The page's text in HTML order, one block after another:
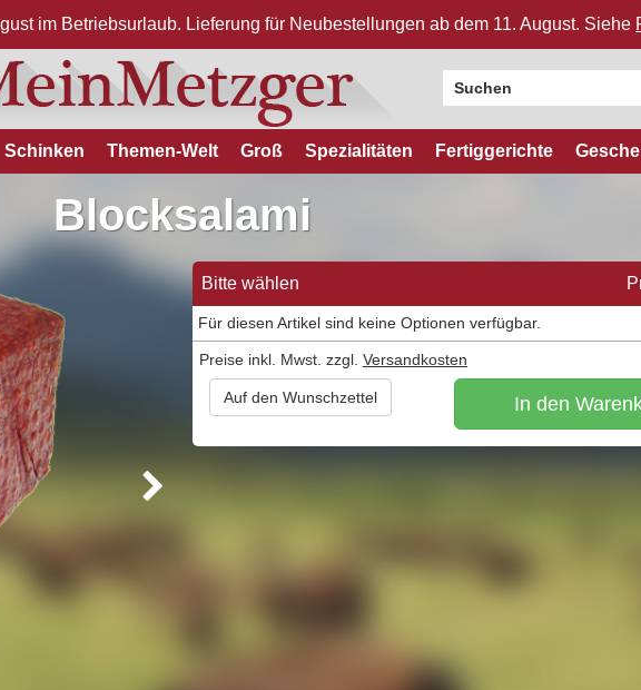
im Betriebsurlaub. Lieferung für Neubestellungen ab dem 11. August. Siehe
Schinken Themen-Welt Groß Spezialitäten Fertiggerichte
Blocksalami
Bitte wählen
Für diesen Artikel sind keine Optionen verfügbar.
Preise inkl. Mwst. zzgl. Versandkosten
In den
Auf den Wunschzettel